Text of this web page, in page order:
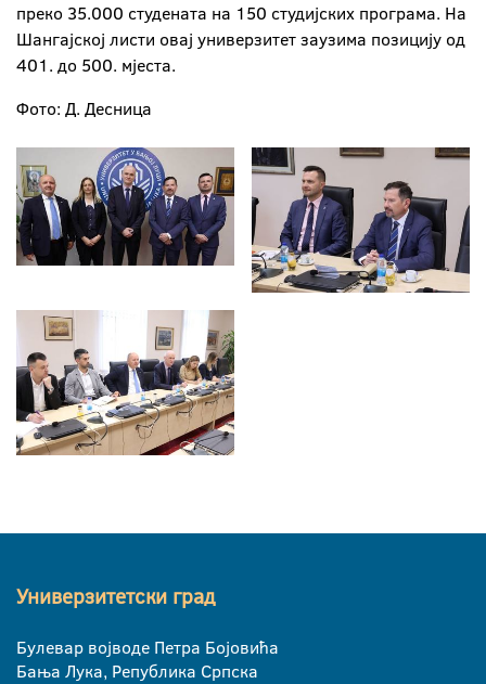
преко 35.000 студената на 150 студијских програма. На
Шангајској листи овај универзитет заузима позицију од
401. до 500. мјеста.
Фото: Д. Десница
Универзитетски град
Булевар војводе Петра Бојовића
Бања Лука, Република Српска